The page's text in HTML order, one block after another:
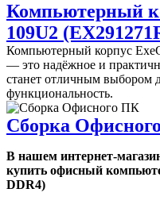
Компьютерный
109U2
Компьютерный корпус
— это надёжное и
станет отличным выбором
функциональность.
Сборка
В нашем интернет-
купить офисный
DDR4)